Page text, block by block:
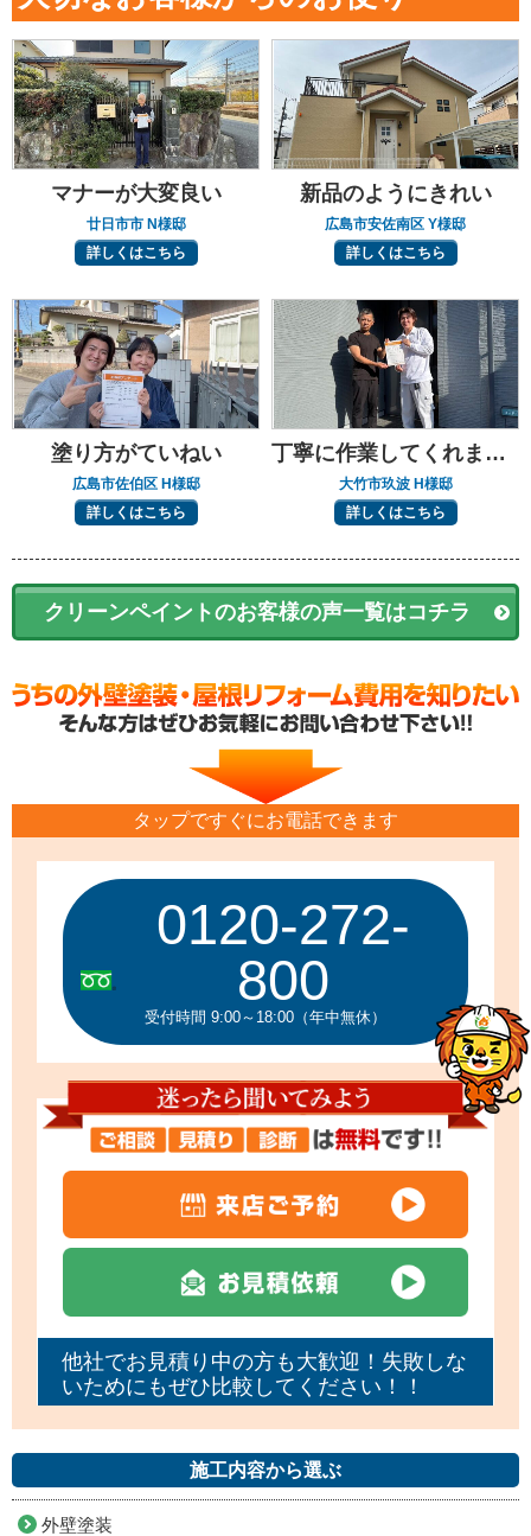
マナーが大変良い
廿日市市 N様邸
詳しくはこちら
新品のようにきれい
広島市安佐南区 Y様邸
詳しくはこちら
塗り方がていねい
広島市佐伯区 H様邸
詳しくはこちら
丁寧に作業してくれました
大竹市玖波 H様邸
詳しくはこちら
クリーンペイントのお客様の声一覧はコチラ
タップですぐにお電話できます
0120-272-
800
受付時間 9:00～18:00（年中無休）
他社でお見積り中の方も大歓迎！失敗しな
いためにもぜひ比較してください！！
施工内容から選ぶ
外壁塗装